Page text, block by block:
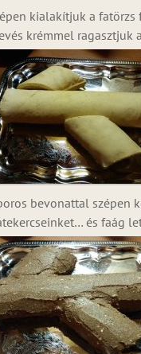
kialakítjuk a fatörzs
krémmel ragasztjuk
bevonattal szépen
és faág